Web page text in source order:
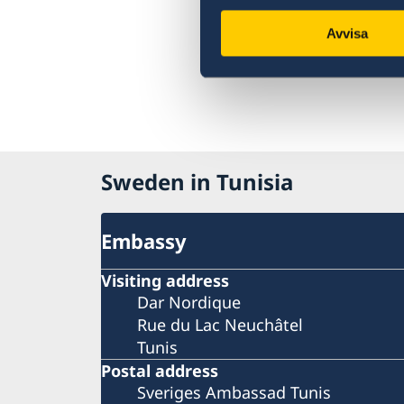
Avvisa
Sweden in Tunisia
Embassy
Visiting address
Dar Nordique
Rue du Lac Neuchâtel
Tunis
Postal address
Sveriges Ambassad Tunis